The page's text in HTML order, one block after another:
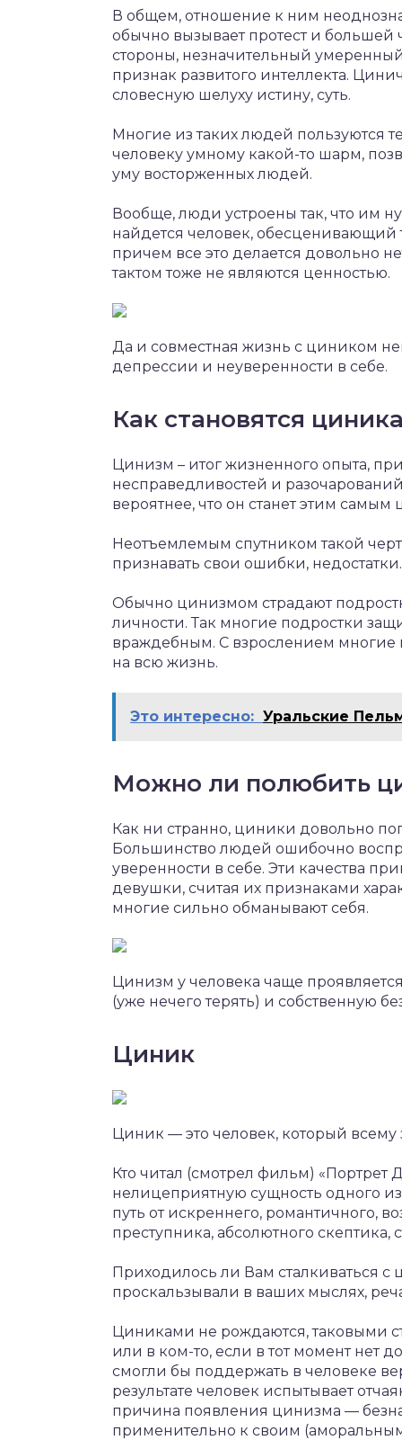
В общем, отношение к ним
обычно вызывает протест и большей
стороны, незначительный
признак развитого интеллекта.
словесную шелуху истину, суть.
Многие из таких людей пользуются
человеку умному какой-то шарм,
уму восторженных людей.
Вообще, люди устроены так, что им
найдется человек,
причем все это делается довольно
тактом тоже не являются ценностью.
Да и совместная жизнь с циником
депрессии и неуверенности в себе.
Как становятся
Цинизм – итог жизненного опыта,
несправедливостей и
вероятнее, что он станет этим
Неотъемлемым спутником такой
признавать свои ошибки,
Обычно цинизмом страдают
личности. Так многие подростки
враждебным. С взрослением многие
на всю жизнь.
Это интересно: Уральские
Можно ли полюбить
Как ни странно, циники довольно
Большинство людей ошибочно
уверенности в себе. Эти качества
девушки, считая их признаками
многие сильно обманывают себя.
Цинизм у человека чаще
(уже нечего терять) и собственную
Циник
Циник — это человек, который всему
Кто читал (смотрел фильм) «Портрет
нелицеприятную сущность одного
путь от искреннего, романтичного,
преступника, абсолютного скептика,
Приходилось ли Вам сталкиваться
проскальзывали в ваших мыслях,
Циниками не рождаются, таковыми
или в ком-то, если в тот момент нет
смогли бы поддержать в человеке
результате человек испытывает
причина появления цинизма —
применительно к своим